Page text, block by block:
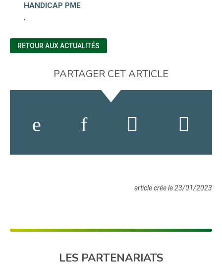
HANDICAP PME
,
RETOUR AUX ACTUALITÉS
PARTAGER CET ARTICLE
article crée le 23/01/2023
LES PARTENARIATS